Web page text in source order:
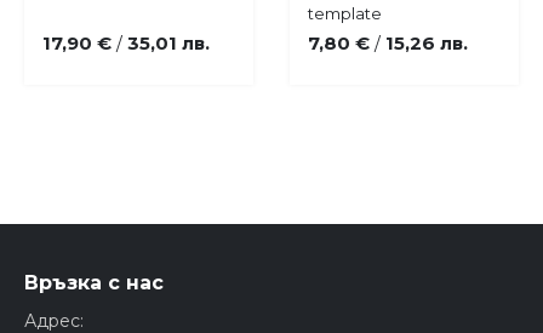
17,90 € / 35,01 лв.
template
7,80 € / 15,26 лв.
Връзка с нас
Адрес: